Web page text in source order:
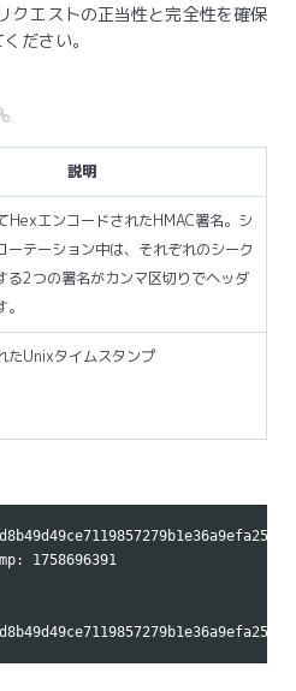
クエストの正当性と完全性を確保
ださい。
説明
HexエンコードされたHMAC署名。シ
ーテーション中は、それぞれのシーク
る2つの署名がカンマ区切りでヘッダ
たUnixタイムスタンプ
1758696391